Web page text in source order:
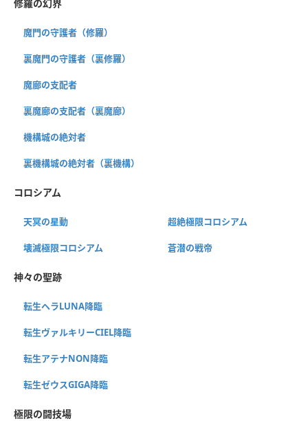
修羅の幻界
魔門の守護者（修羅）
裏魔門の守護者（裏修羅）
魔廊の支配者
裏魔廊の支配者（裏魔廊）
機構城の絶対者
裏機構城の絶対者（裏機構）
コロシアム
天冥の星動 超絶極限コロシアム
壊滅極限コロシアム 蒼潜の戦帝
神々の聖跡
転生ヘラLUNA降臨
転生ヴァルキリーCIEL降臨
転生アテナNON降臨
転生ゼウスGIGA降臨
極限の闘技場